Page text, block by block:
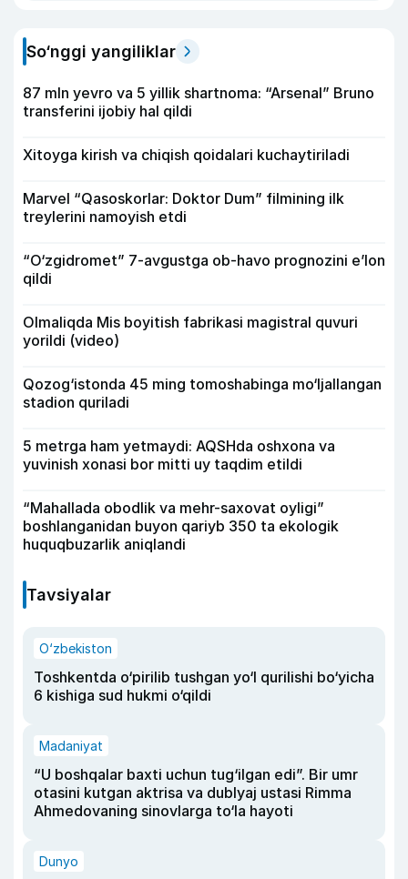
So‘nggi yangiliklar
87 mln yevro va 5 yillik shartnoma: “Arsenal” Bruno
transferini ijobiy hal qildi
Xitoyga kirish va chiqish qoidalari kuchaytiriladi
Marvel “Qasoskorlar: Doktor Dum” filmining ilk
treylerini namoyish etdi
“O‘zgidromet” 7-avgustga ob-havo prognozini e’lon
qildi
Olmaliqda Mis boyitish fabrikasi magistral quvuri
yorildi (video)
Qozog‘istonda 45 ming tomoshabinga mo‘ljallangan
stadion quriladi
5 metrga ham yetmaydi: AQSHda oshxona va
yuvinish xonasi bor mitti uy taqdim etildi
“Mahallada obodlik va mehr-saxovat oyligi”
boshlanganidan buyon qariyb 350 ta ekologik
huquqbuzarlik aniqlandi
Tavsiyalar
O‘zbekiston
Toshkentda o‘pirilib tushgan yo‘l qurilishi bo‘yicha
6 kishiga sud hukmi o‘qildi
Madaniyat
“U boshqalar baxti uchun tug‘ilgan edi”. Bir umr
otasini kutgan aktrisa va dublyaj ustasi Rimma
Ahmedovaning sinovlarga to‘la hayoti
Dunyo